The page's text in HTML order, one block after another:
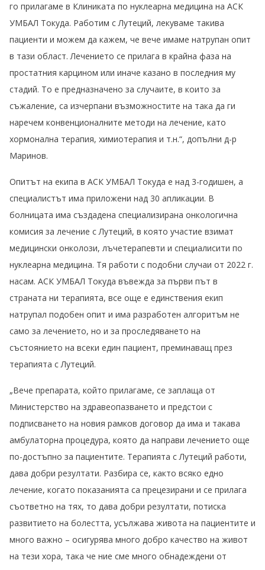
го прилагаме в Клиниката по нуклеарна медицина на АСК
УМБАЛ Токуда. Работим с Лутеций, лекуваме такива
пациенти и можем да кажем, че вече имаме натрупан опит
в тази област. Лечението се прилага в крайна фаза на
простатния карцином или иначе казано в последния му
стадий. То е предназначено за случаите, в които за
съжаление, са изчерпани възможностите на така да ги
наречем конвенционалните методи на лечение, като
хормонална терапия, химиотерапия и т.н.“, допълни д-р
Маринов.
Опитът на екипа в АСК УМБАЛ Токуда е над 3-годишен, а
специалистът има приложени над 30 апликации. В
болницата има създадена специализирана онкологична
комисия за лечение с Лутеций, в която участие взимат
медицински онколози, лъчетерапевти и специалисити по
нуклеарна медицина. Тя работи с подобни случаи от 2022 г.
насам. АСК УМБАЛ Токуда въвежда за първи път в
страната ни терапията, все още е единствения екип
натрупал подобен опит и има разработен алгоритъм не
само за лечението, но и за проследяването на
състоянието на всеки един пациент, преминаващ през
терапията с Лутеций.
„Вече препарата, който прилагаме, се заплаща от
Министерство на здравеопазването и предстои с
подписването на новия рамков договор да има и такава
амбулаторна процедура, която да направи лечението още
по-достъпно за пациентите. Терапията с Лутеций работи,
дава добри резултати. Разбира се, както всяко едно
лечение, когато показанията са прецезирани и се прилага
съответно на тях, то дава добри резултати, потиска
развитието на болестта, усължава живота на пациентите и
много важно – осигурява много добро качество на живот
на тези хора, така че ние сме много обнадеждени от